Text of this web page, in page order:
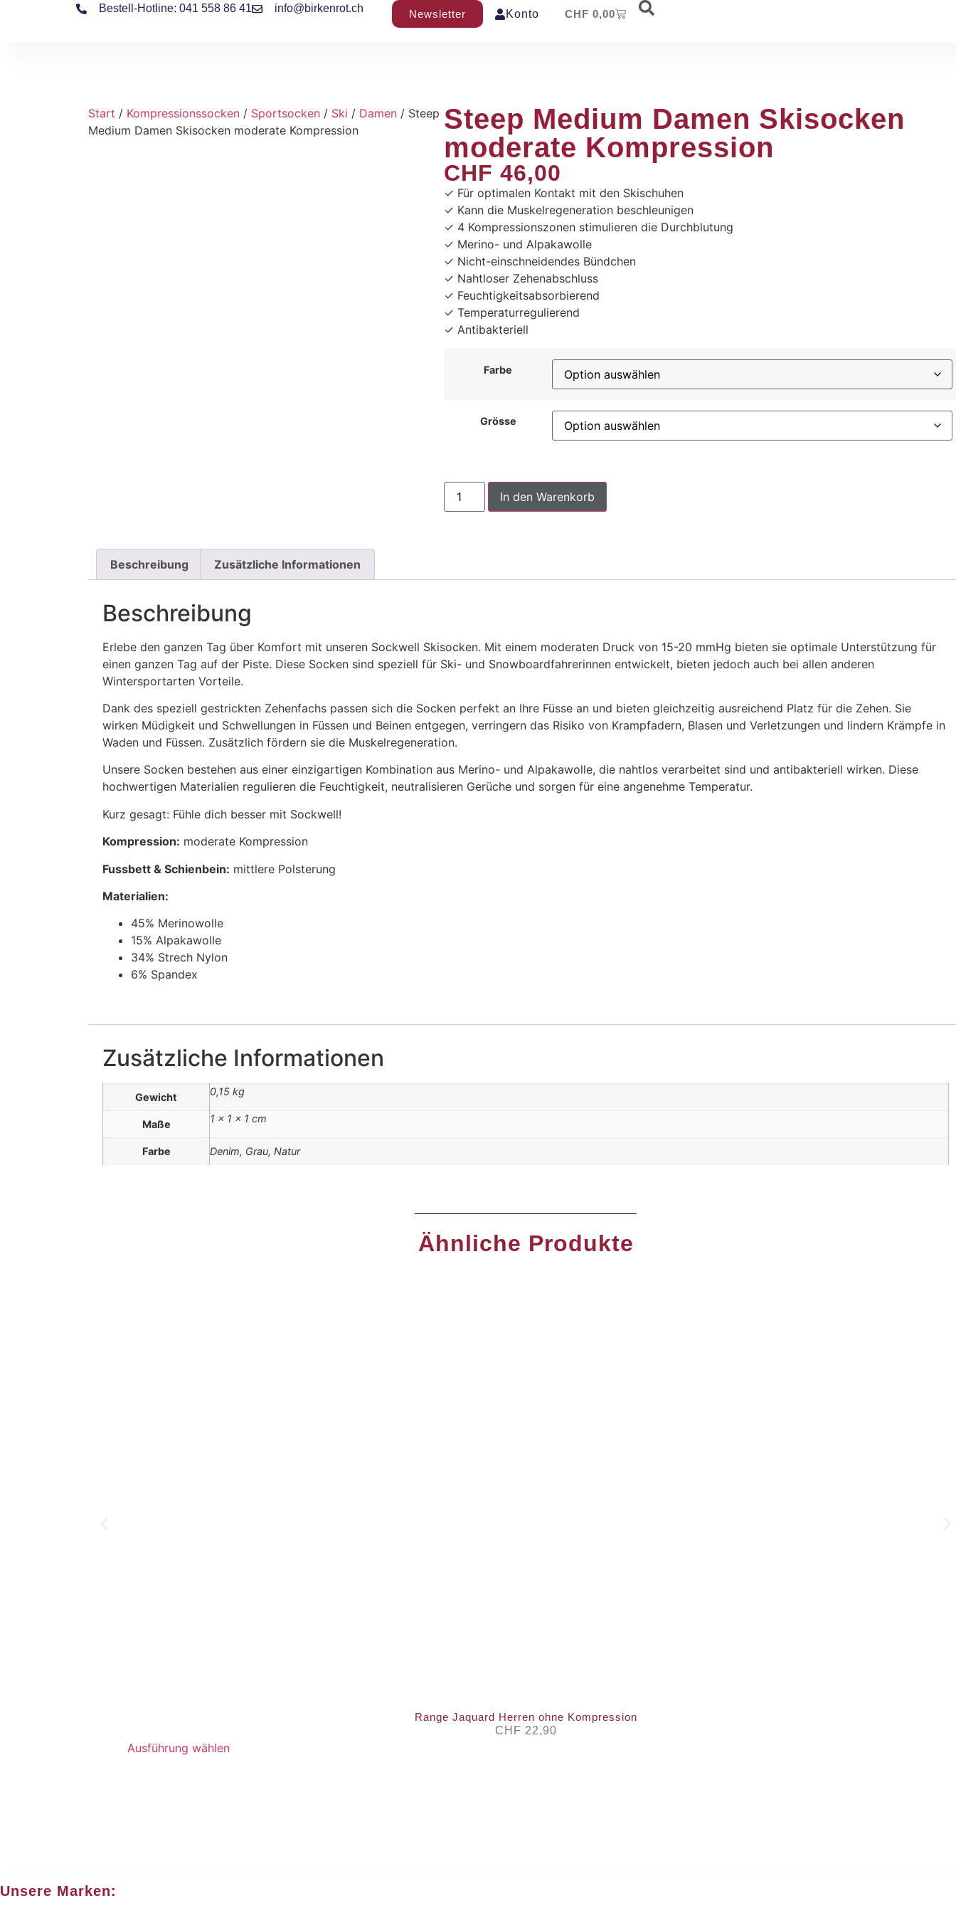
Bestell-Hotline: 041 558 86 41 info@birkenrot.ch Newsletter Konto CHF 0,00
Start / Kompressionssocken / Sportsocken / Ski / Damen / Steep
Medium Damen Skisocken moderate Kompression
Steep Medium Damen Skisocken
moderate Kompression
CHF 46,00
✓ Für optimalen Kontakt mit den Skischuhen
✓ Kann die Muskelregeneration beschleunigen
✓ 4 Kompressionszonen stimulieren die Durchblutung
✓ Merino- und Alpakawolle
✓ Nicht-einschneidendes Bündchen
✓ Nahtloser Zehenabschluss
✓ Feuchtigkeitsabsorbierend
✓ Temperaturregulierend
✓ Antibakteriell
Farbe
Grösse
In den Warenkorb
Beschreibung Zusätzliche Informationen
Beschreibung
Erlebe den ganzen Tag über Komfort mit unseren Sockwell Skisocken. Mit einem moderaten Druck von 15-20 mmHg bieten sie optimale Unterstützung für
einen ganzen Tag auf der Piste. Diese Socken sind speziell für Ski- und Snowboardfahrerinnen entwickelt, bieten jedoch auch bei allen anderen
Wintersportarten Vorteile.
Dank des speziell gestrickten Zehenfachs passen sich die Socken perfekt an Ihre Füsse an und bieten gleichzeitig ausreichend Platz für die Zehen. Sie
wirken Müdigkeit und Schwellungen in Füssen und Beinen entgegen, verringern das Risiko von Krampfadern, Blasen und Verletzungen und lindern Krämpfe in
Waden und Füssen. Zusätzlich fördern sie die Muskelregeneration.
Unsere Socken bestehen aus einer einzigartigen Kombination aus Merino- und Alpakawolle, die nahtlos verarbeitet sind und antibakteriell wirken. Diese
hochwertigen Materialien regulieren die Feuchtigkeit, neutralisieren Gerüche und sorgen für eine angenehme Temperatur.
Kurz gesagt: Fühle dich besser mit Sockwell!
Kompression: moderate Kompression
Fussbett & Schienbein: mittlere Polsterung
Materialien:
45% Merinowolle
15% Alpakawolle
34% Strech Nylon
6% Spandex
Zusätzliche Informationen
Gewicht 0,15 kg
Maße 1 × 1 × 1 cm
Farbe Denim, Grau, Natur
Ähnliche Produkte
Range Jaquard Herren ohne Kompression
CHF 22,90
Ausführung wählen
Unsere Marken: